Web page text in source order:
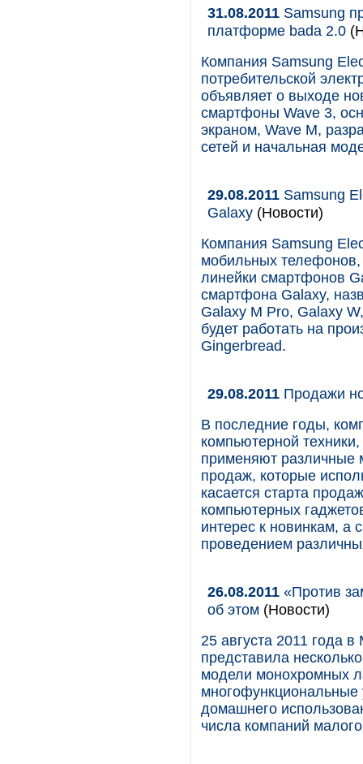
31.08.2011 Samsung
платформе bada 2.0
Компания Samsung
потребительской
объявляет о выходе
смартфоны Wave 3,
экраном, Wave M,
сетей и начальная
29.08.2011 Samsung
Galaxy (Новости)
Компания Samsung
мобильных телефонов,
линейки смартфонов
смартфона Galaxy,
Galaxy M Pro, Galaxy
будет работать на
Gingerbread.
29.08.2011 Продажи
В последние годы,
компьютерной
применяют различные
продаж, которые
касается старта
компьютерных
интерес к новинкам, а
проведением
26.08.2011 «Против
об этом (Новости)
25 августа 2011 года
представила
модели монохромных
многофункциональные
домашнего
числа компаний